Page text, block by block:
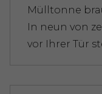
Mülltonne
In neun von
vor Ihrer Tür